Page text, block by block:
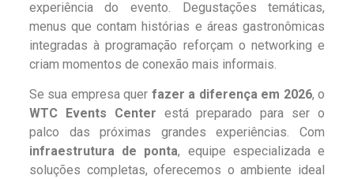
experiência do evento. Degustações temáticas,
menus que contam histórias e áreas gastronômicas
integradas à programação reforçam o networking e
criam momentos de conexão mais informais.
Se sua empresa quer fazer a diferença em 2026, o
WTC Events Center está preparado para ser o
palco das próximas grandes experiências. Com
infraestrutura de ponta, equipe especializada e
soluções completas, oferecemos o ambiente ideal